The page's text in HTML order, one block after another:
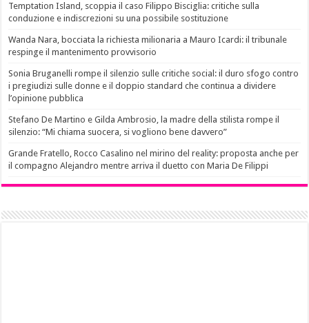
Temptation Island, scoppia il caso Filippo Bisciglia: critiche sulla
conduzione e indiscrezioni su una possibile sostituzione
Wanda Nara, bocciata la richiesta milionaria a Mauro Icardi: il tribunale
respinge il mantenimento provvisorio
Sonia Bruganelli rompe il silenzio sulle critiche social: il duro sfogo contro
i pregiudizi sulle donne e il doppio standard che continua a dividere
l’opinione pubblica
Stefano De Martino e Gilda Ambrosio, la madre della stilista rompe il
silenzio: “Mi chiama suocera, si vogliono bene davvero”
Grande Fratello, Rocco Casalino nel mirino del reality: proposta anche per
il compagno Alejandro mentre arriva il duetto con Maria De Filippi